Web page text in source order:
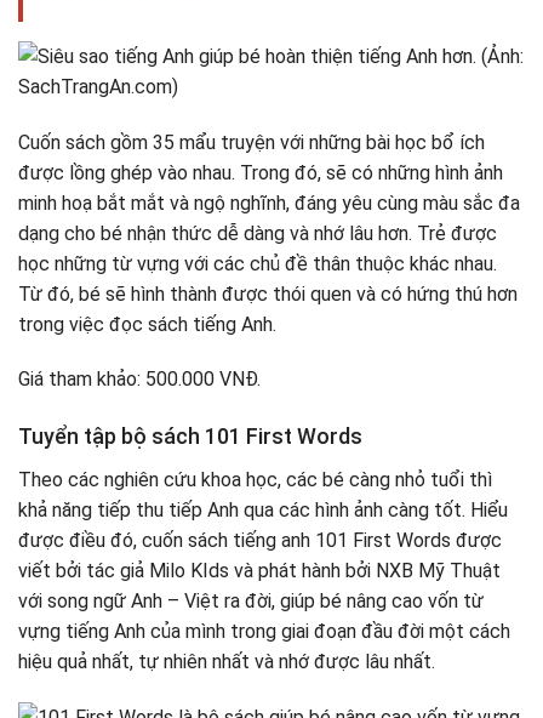
Cuốn sách gồm 35 mẩu truyện với những bài học bổ ích
được lồng ghép vào nhau. Trong đó, sẽ có những hình ảnh
minh hoạ bắt mắt và ngộ nghĩnh, đáng yêu cùng màu sắc đa
dạng cho bé nhận thức dễ dàng và nhớ lâu hơn. Trẻ được
học những từ vựng với các chủ đề thân thuộc khác nhau.
Từ đó, bé sẽ hình thành được thói quen và có hứng thú hơn
trong việc đọc sách tiếng Anh.
Giá tham khảo: 500.000 VNĐ.
Tuyển tập bộ sách 101 First Words
Theo các nghiên cứu khoa học, các bé càng nhỏ tuổi thì
khả năng tiếp thu tiếp Anh qua các hình ảnh càng tốt. Hiểu
được điều đó, cuốn sách tiếng anh 101 First Words được
viết bởi tác giả Milo KIds và phát hành bởi NXB Mỹ Thuật
với song ngữ Anh – Việt ra đời, giúp bé nâng cao vốn từ
vựng tiếng Anh của mình trong giai đoạn đầu đời một cách
hiệu quả nhất, tự nhiên nhất và nhớ được lâu nhất.